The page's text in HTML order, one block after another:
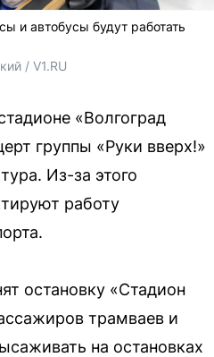
и автобусы будут работать
/ V1.RU
«Волгоград
группы «Руки вверх!»
Из-за этого
работу
остановку «Стадион
трамваев и
на остановках